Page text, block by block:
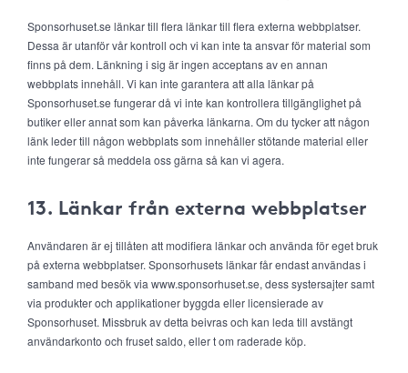
Sponsorhuset.se länkar till flera länkar till flera externa webbplatser.
Dessa är utanför vår kontroll och vi kan inte ta ansvar för material som
finns på dem. Länkning i sig är ingen acceptans av en annan
webbplats innehåll. Vi kan inte garantera att alla länkar på
Sponsorhuset.se fungerar då vi inte kan kontrollera tillgänglighet på
butiker eller annat som kan påverka länkarna. Om du tycker att någon
länk leder till någon webbplats som innehåller stötande material eller
inte fungerar så meddela oss gärna så kan vi agera.
13. Länkar från externa webbplatser
Användaren är ej tillåten att modifiera länkar och använda för eget bruk
på externa webbplatser. Sponsorhusets länkar får endast användas i
samband med besök via www.sponsorhuset.se, dess systersajter samt
via produkter och applikationer byggda eller licensierade av
Sponsorhuset. Missbruk av detta beivras och kan leda till avstängt
användarkonto och fruset saldo, eller t om raderade köp.